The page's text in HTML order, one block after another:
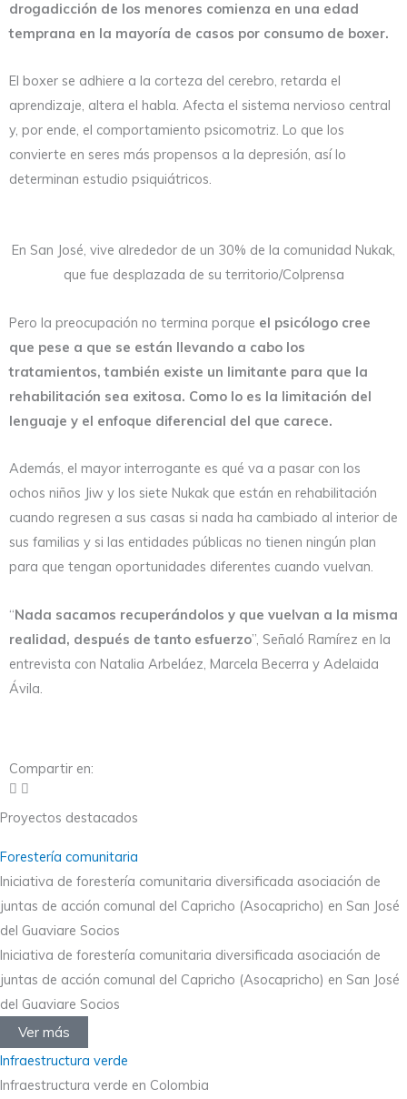
drogadicción de los menores comienza en una edad
temprana en la mayoría de casos por consumo de boxer.
El boxer se adhiere a la corteza del cerebro, retarda el
aprendizaje, altera el habla. Afecta el sistema nervioso central
y, por ende, el comportamiento psicomotriz. Lo que los
convierte en seres más propensos a la depresión, así lo
determinan estudio psiquiátricos.
En San José, vive alrededor de un 30% de la comunidad Nukak,
que fue desplazada de su territorio/Colprensa
Pero la preocupación no termina porque el psicólogo cree
que pese a que se están llevando a cabo los
tratamientos, también existe un limitante para que la
rehabilitación sea exitosa. Como lo es la limitación del
lenguaje y el enfoque diferencial del que carece.
Además, el mayor interrogante es qué va a pasar con los
ochos niños Jiw y los siete Nukak que están en rehabilitación
cuando regresen a sus casas si nada ha cambiado al interior de
sus familias y si las entidades públicas no tienen ningún plan
para que tengan oportunidades diferentes cuando vuelvan.
“Nada sacamos recuperándolos y que vuelvan a la misma
realidad, después de tanto esfuerzo”, Señaló Ramírez en la
entrevista con Natalia Arbeláez, Marcela Becerra y Adelaida
Ávila.
Compartir en:
Proyectos destacados
Forestería comunitaria
Iniciativa de forestería comunitaria diversificada asociación de
juntas de acción comunal del Capricho (Asocapricho) en San José
del Guaviare Socios
Iniciativa de forestería comunitaria diversificada asociación de
juntas de acción comunal del Capricho (Asocapricho) en San José
del Guaviare Socios
Ver más
Infraestructura verde
Infraestructura verde en Colombia